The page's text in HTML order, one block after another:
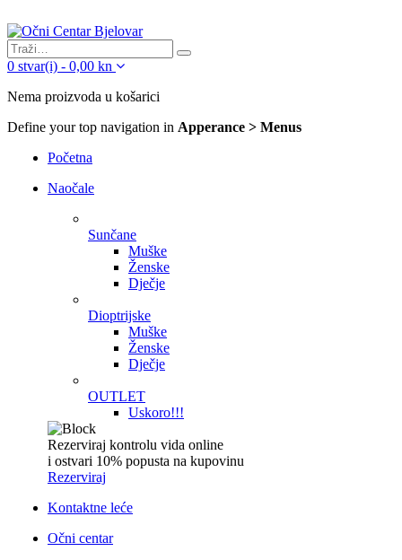
0 stvar(i) - 0,00 kn
Nema proizvoda u košarici
Define your top navigation in Apperance > Menus
Početna
Naočale
Sunčane
Muške
Ženske
Dječje
Dioptrijske
Muške
Ženske
Dječje
OUTLET
Uskoro!!!
Rezerviraj kontrolu vida online
i ostvari 10% popusta na kupovinu
Rezerviraj
Kontaktne leće
Očni centar